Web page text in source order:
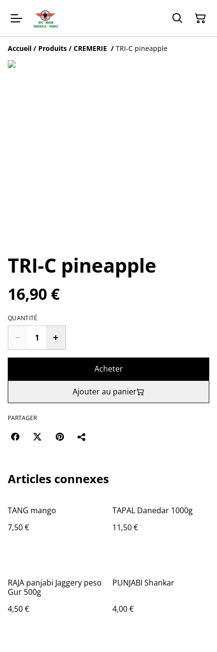
Accueil / Produits / CREMERIE / TRI-C pineapple
TRI-C pineapple
16,90 €
QUANTITÉ
Acheter
Ajouter au panier
PARTAGER
Articles connexes
TANG mango
7,50 €
TAPAL Danedar 1000g
11,50 €
RAJA panjabi Jaggery peso
Gur 500g
4,50 €
PUNJABI Shankar
4,00 €